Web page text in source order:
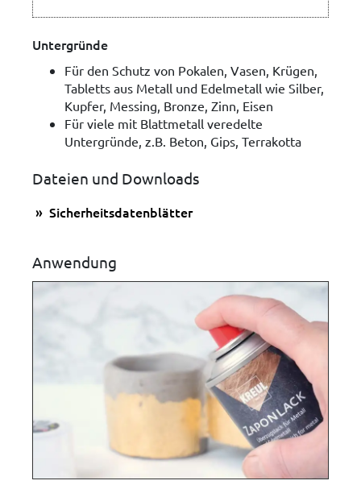
Untergründe
Für den Schutz von Pokalen, Vasen, Krügen,
Tabletts aus Metall und Edelmetall wie Silber,
Kupfer, Messing, Bronze, Zinn, Eisen
Für viele mit Blattmetall veredelte
Untergründe, z.B. Beton, Gips, Terrakotta
Dateien und Downloads
Sicherheitsdatenblätter
Anwendung